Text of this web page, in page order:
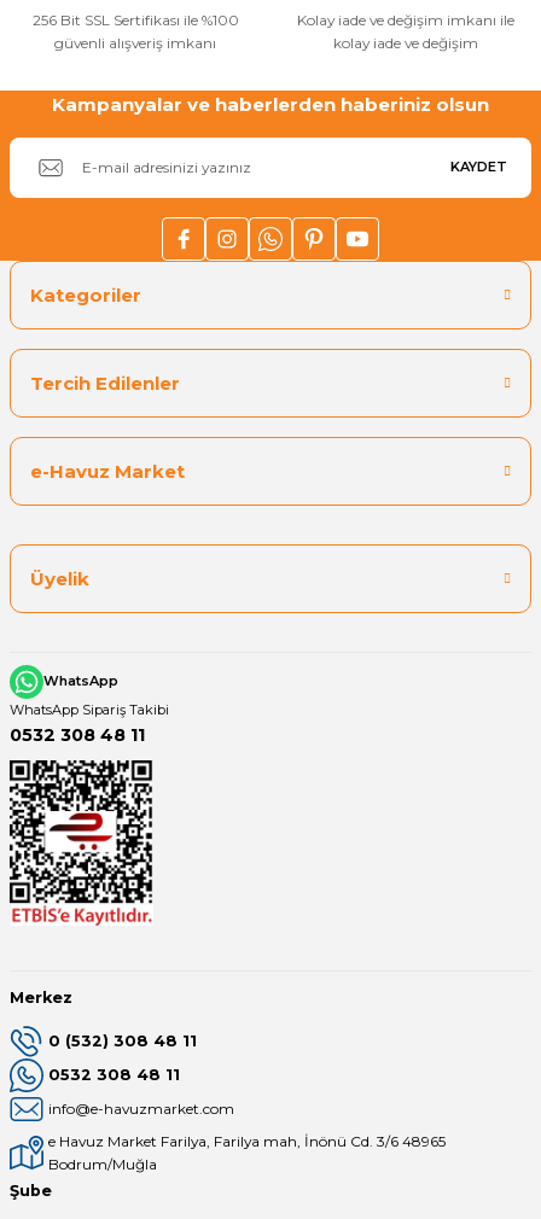
256 Bit SSL Sertifikası ile %100
güvenli alışveriş imkanı
Kolay iade ve değişim imkanı ile
kolay iade ve değişim
Kampanyalar ve haberlerden haberiniz olsun
KAYDET
Kategoriler
Tercih Edilenler
e-Havuz Market
Üyelik
WhatsApp
WhatsApp Sipariş Takibi
0532 308 48 11
Merkez
0 (532) 308 48 11
0532 308 48 11
info@e-havuzmarket.com
e Havuz Market Farilya, Farilya mah, İnönü Cd. 3/6 48965
Bodrum/Muğla
Şube